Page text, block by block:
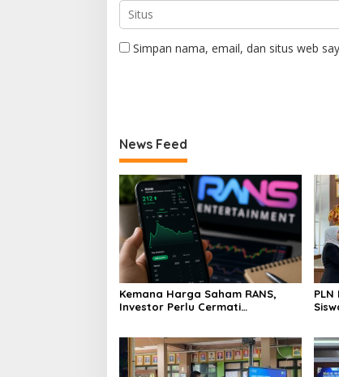
Simpan nama, email, dan situs web
News Feed
Kemana Harga Saham RANS,
Investor Perlu Cermati
Siswa SMK